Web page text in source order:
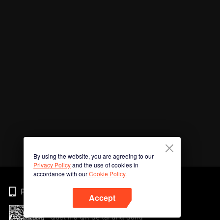
By using the website, you are agreeing to our
Privacy Policyand the use of cookies in
accordance with ourCookie Policy.
Accept
Phone
Quét mã QR để tải ứng dụng